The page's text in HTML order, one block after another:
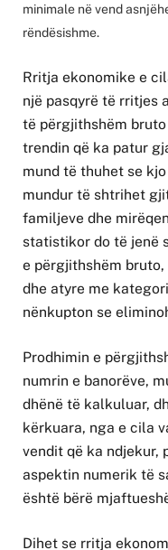
minimale në vend
rëndësishme.
Rritja ekonomike e
një pasqyrë të rritjes
të përgjithshëm
trendin që ka patur
mund të thuhet se
mundur të shtrihet
familjeve dhe
statistikor do të jenë
e përgjithshëm
dhe atyre me
nënkupton se
Prodhimin e
numrin e banorëve,
dhënë të kalkuluar,
kërkuara, nga e cila
vendit që ka ndjekur,
aspektin numerik të
është bërë
Dihet se rritja